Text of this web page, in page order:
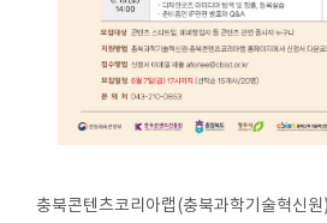
충북콘텐츠코리아랩(충북과학기술혁신